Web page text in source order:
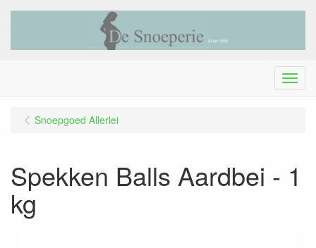
Menu
Snoepgoed Allerlei
Spekken Balls Aardbei - 1
kg